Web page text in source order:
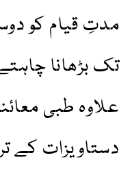
مدتِ قیام کو
تک بڑھانا
علاوہ طبی
دستاویزات کے